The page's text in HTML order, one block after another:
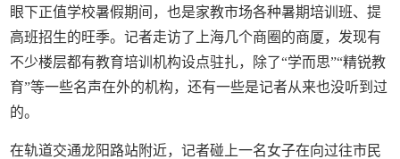
眼下正值学校暑假期间，也是家教市场各种暑期培训班、提
高班招生的旺季。记者走访了上海几个商圈的商厦，发现有
不少楼层都有教育培训机构设点驻扎，除了“学而思”“精锐教
育”等一些名声在外的机构，还有一些是记者从来也没听到过
的。
在轨道交通龙阳路站附近，记者碰上一名女子在向过往市民